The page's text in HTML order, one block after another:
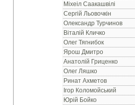
Міхеіл Саакашвілі
Сергій Льовочкін
Олександр Турчинов
Віталій Кличко
Олег Тягнибок
Ярош Дмитро
Анатолій Гриценко
Олег Ляшко
Ринат Ахметов
Ігор Коломойський
Юрій Бойко